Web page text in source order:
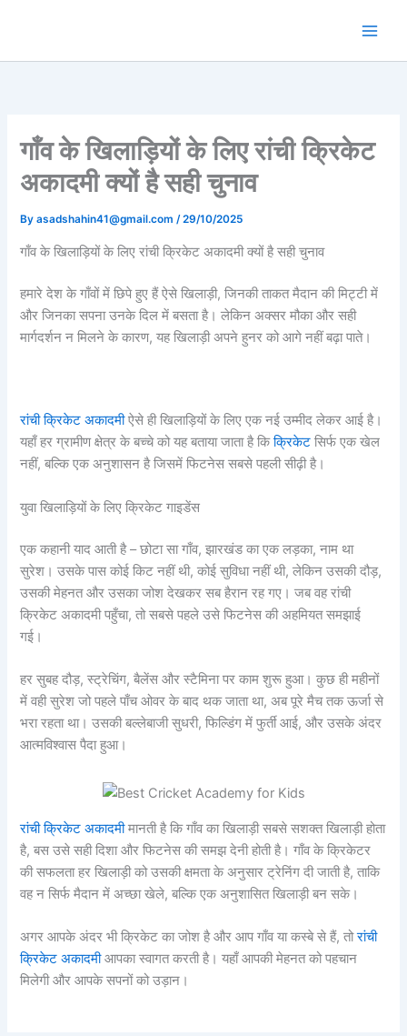
गाँव के खिलाड़ियों के लिए रांची क्रिकेट
अकादमी क्यों है सही चुनाव
Byasadshahin41@gmail.com/29/10/2025
गाँव के खिलाड़ियों के लिए रांची क्रिकेट अकादमी क्यों है सही चुनाव
हमारे देश के गाँवों में छिपे हुए हैं ऐसे खिलाड़ी, जिनकी ताकत मैदान की मिट्टी में
और जिनका सपना उनके दिल में बसता है। लेकिन अक्सर मौका और सही
मार्गदर्शन न मिलने के कारण, यह खिलाड़ी अपने हुनर को आगे नहीं बढ़ा पाते।
रांची क्रिकेट अकादमीऐसे ही खिलाड़ियों के लिए एक नई उम्मीद लेकर आई है।
यहाँ हर ग्रामीण क्षेत्र के बच्चे को यह बताया जाता है किक्रिकेट सिर्फ एक खेल
नहीं, बल्कि एक अनुशासन है जिसमें फिटनेस सबसे पहली सीढ़ी है।
युवा खिलाड़ियों के लिए क्रिकेट गाइडेंस
एक कहानी याद आती है – छोटा सा गाँव, झारखंड का एक लड़का, नाम था
सुरेश। उसके पास कोई किट नहीं थी, कोई सुविधा नहीं थी, लेकिन उसकी दौड़,
उसकी मेहनत और उसका जोश देखकर सब हैरान रह गए। जब वह रांची
क्रिकेट अकादमी पहुँचा, तो सबसे पहले उसे फिटनेस की अहमियत समझाई
गई।
हर सुबह दौड़, स्ट्रेचिंग, बैलेंस और स्टैमिना पर काम शुरू हुआ। कुछ ही महीनों
में वही सुरेश जो पहले पाँच ओवर के बाद थक जाता था, अब पूरे मैच तक ऊर्जा से
भरा रहता था। उसकी बल्लेबाजी सुधरी, फिल्डिंग में फुर्ती आई, और उसके अंदर
आत्मविश्वास पैदा हुआ।
रांची क्रिकेट अकादमीमानती है कि गाँव का खिलाड़ी सबसे सशक्त खिलाड़ी होता
है, बस उसे सही दिशा और फिटनेस की समझ देनी होती है। गाँव के क्रिकेटर
की सफलता हर खिलाड़ी को उसकी क्षमता के अनुसार ट्रेनिंग दी जाती है, ताकि
वह न सिर्फ मैदान में अच्छा खेले, बल्कि एक अनुशासित खिलाड़ी बन सके।
अगर आपके अंदर भी क्रिकेट का जोश है और आप गाँव या कस्बे से हैं, तोरांची
क्रिकेट अकादमीआपका स्वागत करती है। यहाँ आपकी मेहनत को पहचान
मिलेगी और आपके सपनों को उड़ान।